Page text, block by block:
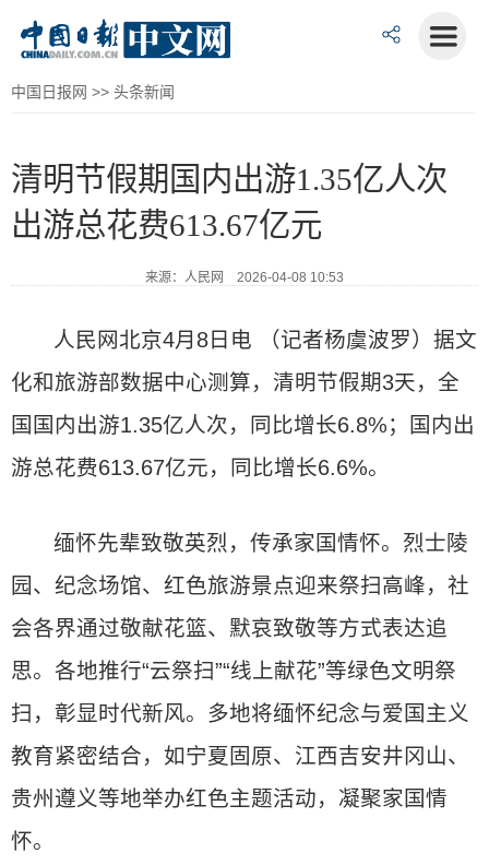
中国日报网 >> 头条新闻
清明节假期国内出游1.35亿人次
出游总花费613.67亿元
来源：人民网 2026-04-08 10:53
人民网北京4月8日电 （记者杨虞波罗）据文
化和旅游部数据中心测算，清明节假期3天，全
国国内出游1.35亿人次，同比增长6.8%；国内出
游总花费613.67亿元，同比增长6.6%。
缅怀先辈致敬英烈，传承家国情怀。烈士陵
园、纪念场馆、红色旅游景点迎来祭扫高峰，社
会各界通过敬献花篮、默哀致敬等方式表达追
思。各地推行“云祭扫”“线上献花”等绿色文明祭
扫，彰显时代新风。多地将缅怀纪念与爱国主义
教育紧密结合，如宁夏固原、江西吉安井冈山、
贵州遵义等地举办红色主题活动，凝聚家国情
怀。